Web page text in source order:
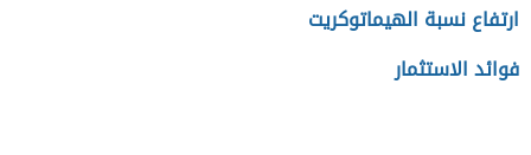
ارتفاع نسبة الهيماتوكريت
فوائد الاستثمار